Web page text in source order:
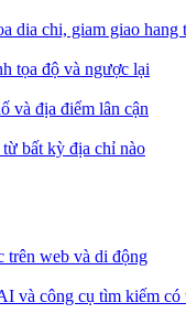
dia chi, giam giao hang
tọa độ và ngược lại
và địa điểm lân cận
bất kỳ địa chỉ nào
trên web và di động
và công cụ tìm kiếm có